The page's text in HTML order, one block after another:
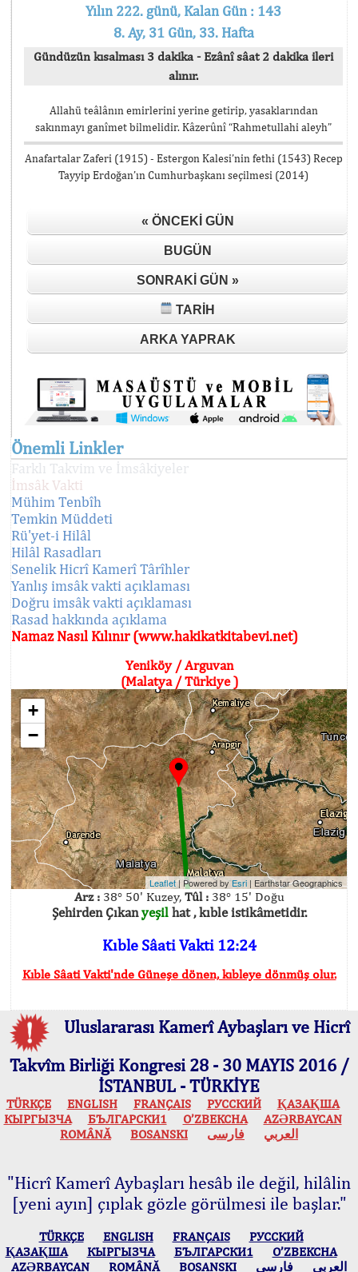
Yılın 222. günü, Kalan Gün : 143
8. Ay, 31 Gün, 33. Hafta
Gündüzün kısalması 3 dakika - Ezânî sâat 2 dakika ileri
alınır.
Allahü teâlânın emirlerini yerine getirip, yasaklarından
sakınmayı ganîmet bilmelidir. Kâzerûnî “Rahmetullahi aleyh”
Anafartalar Zaferi (1915) - Estergon Kalesi’nin fethi (1543) Recep
Tayyip Erdoğan’ın Cumhurbaşkanı seçilmesi (2014)
« ÖNCEKI GÜN
BUGÜN
SONRAKI GÜN »
TARIH
ARKA YAPRAK
Önemli Linkler
Farklı Takvim ve İmsâkiyeler
İmsâk Vakti
Mühim Tenbîh
Temkin Müddeti
Rü'yet-i Hilâl
Hilâl Rasadları
Senelik Hicrî Kamerî Târîhler
Yanlış imsâk vakti açıklaması
Doğru imsâk vakti açıklaması
Rasad hakkında açıklama
Namaz Nasıl Kılınır (www.hakikatkitabevi.net)
Yeniköy / Arguvan
(Malatya / Türkiye )
+
−
Leaflet| Powered byEsri | Earthstar Geographics
Arz :38° 50' Kuzey, Tûl :38° 15' Doğu
Şehirden Çıkanyeşilhat , kıble istikâmetidir.
Kıble Sâati Vakti 12:24
Kıble Sâati Vakti'nde Güneşe dönen, kıbleye dönmüş olur.
Uluslararası Kamerî Aybaşları ve Hicrî
Takvîm Birliği Kongresi 28 - 30 MAYIS 2016 /
İSTANBUL - TÜRKİYE
TÜRKÇE ENGLISH FRANÇAIS РУССКИЙ
ҚАЗАҚША
КЫPГЫЗЧA
БЪЛГАРСКИ1 O’ZBEKCHA
AZӘRBAYCAN
ROMÂNĂ
BOSANSKI العربي فارسی
"Hicrî Kamerî Aybaşları hesâb ile değil, hilâlin
[yeni ayın] çıplak gözle görülmesi ile başlar."
TÜRKÇE ENGLISH FRANÇAIS
РУССКИЙ
ҚАЗАҚША
КЫPГЫЗЧA БЪЛГАРСКИ1
O’ZBEKCHA
AZӘRBAYCAN
ROMÂNĂ BOSANSKI العربي فارسی